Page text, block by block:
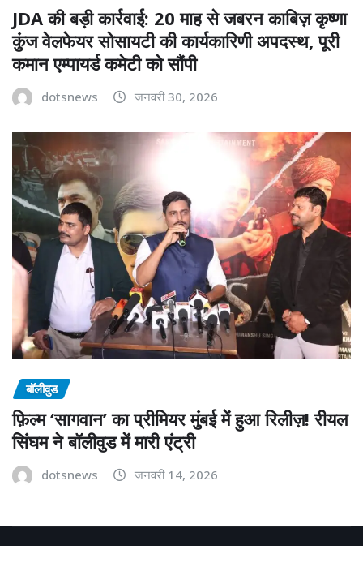
JDA की बड़ी कार्रवाई: 20 माह से जबरन काबिज़ कृष्णा
कुंज वेलफेयर सोसायटी की कार्यकारिणी अपदस्थ, पूरी
कमान एम्पायर्ड कमेटी को सौंपी
dotsnews जनवरी 30, 2026
बॉलीवुड
फ़िल्म ‘सागवान’ का प्रीमियर मुंबई में हुआ रिलीज़! रीयल
सिंघम ने बॉलीवुड में मारी एंट्री
dotsnews जनवरी 14, 2026